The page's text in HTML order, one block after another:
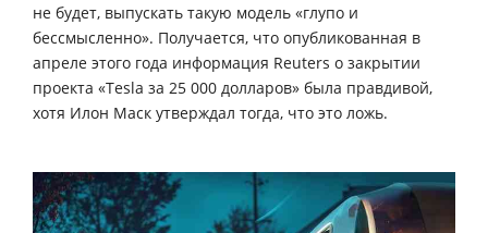
не будет, выпускать такую модель «глупо и
бессмысленно». Получается, что опубликованная в
апреле этого года информация Reuters о закрытии
проекта «Tesla за 25 000 долларов» была правдивой,
хотя Илон Маск утверждал тогда, что это ложь.